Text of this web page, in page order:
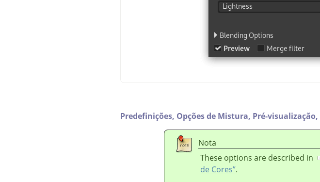
Predefinições, Opções de Mistura, Pré-visualização,
Nota
These options are described in
de Cores”.